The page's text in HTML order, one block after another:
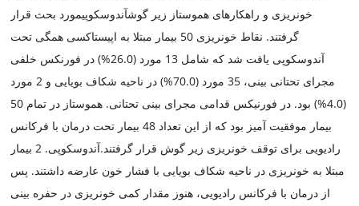
خونریزی و راهکارهای هموستاز زیر گوشآندوسکوپیمورد بحث قرار
گرفتند. نقاط خونریزی 50 بیمار مبتلا به اپیستاکسی همگی تحت
آندوسکوپی یافت شد که شامل 13 مورد (26.0%) در فورنکس خلفی
مجرای تحتانی بینی، 35 مورد (70.0%) در ناحیه شکاف بویایی و 2 مورد
(4.0%) بود. در فورنیکس قدامی مجرای بینی تحتانی. هموستاز در تمام 50
بیمار موفقیت آمیز بود که از این تعداد 48 بیمار تحت درمان با فرکانس
رادیویی برای توقف خونریزی زیر گوش قرار گرفتند.آندوسکوپی
. 2 بیمار
مبتلا به خونریزی در ناحیه شکاف بویایی با فشار خون عارضه داشتند. پس
از درمان با فرکانس رادیویی، هنوز مقدار کمی خونریزی در حفره بینی